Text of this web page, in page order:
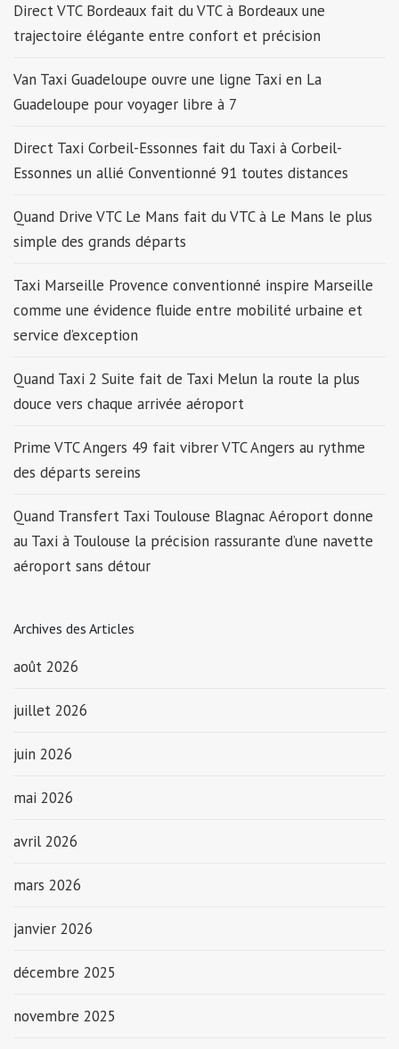
Direct VTC Bordeaux fait du VTC à Bordeaux une
trajectoire élégante entre confort et précision
Van Taxi Guadeloupe ouvre une ligne Taxi en La
Guadeloupe pour voyager libre à 7
Direct Taxi Corbeil-Essonnes fait du Taxi à Corbeil-
Essonnes un allié Conventionné 91 toutes distances
Quand Drive VTC Le Mans fait du VTC à Le Mans le plus
simple des grands départs
Taxi Marseille Provence conventionné inspire Marseille
comme une évidence fluide entre mobilité urbaine et
service d’exception
Quand Taxi 2 Suite fait de Taxi Melun la route la plus
douce vers chaque arrivée aéroport
Prime VTC Angers 49 fait vibrer VTC Angers au rythme
des départs sereins
Quand Transfert Taxi Toulouse Blagnac Aéroport donne
au Taxi à Toulouse la précision rassurante d’une navette
aéroport sans détour
Archives des Articles
août 2026
juillet 2026
juin 2026
mai 2026
avril 2026
mars 2026
janvier 2026
décembre 2025
novembre 2025